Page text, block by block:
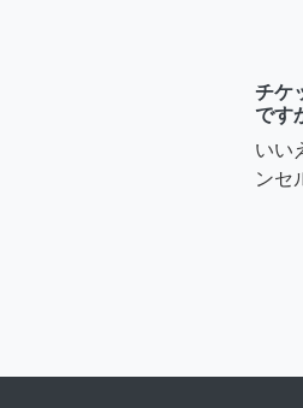
チケ
です
いい
ンセ